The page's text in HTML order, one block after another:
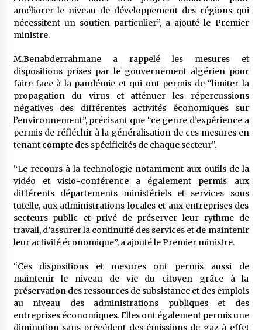
Tradition orale/ D’où viennent les contes et à
améliorer le niveau de développement des régions qui
nécessitent un soutien particulier”, a ajouté le Premier
ministre.
M.Benabderrahmane a rappelé les mesures et
dispositions prises par le gouvernement algérien pour
faire face à la pandémie et qui ont permis de “limiter la
propagation du virus et atténuer les répercussions
négatives des différentes activités économiques sur
l’environnement”, précisant que “ce genre d’expérience a
permis de réfléchir à la généralisation de ces mesures en
tenant compte des spécificités de chaque secteur”.
“Le recours à la technologie notamment aux outils de la
vidéo et visio-conférence a également permis aux
différents départements ministériels et services sous
tutelle, aux administrations locales et aux entreprises des
secteurs public et privé de préserver leur rythme de
travail, d’assurer la continuité des services et de maintenir
leur activité économique”, a ajouté le Premier ministre.
“Ces dispositions et mesures ont permis aussi de
maintenir le niveau de vie du citoyen grâce à la
préservation des ressources de subsistance et des emplois
au niveau des administrations publiques et des
entreprises économiques. Elles ont également permis une
diminution sans précédent des émissions de gaz à effet